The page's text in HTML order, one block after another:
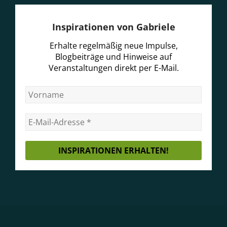
Inspirationen von Gabriele
Erhalte regelmäßig neue Impulse,
Blogbeiträge und Hinweise auf
Veranstaltungen direkt per E-Mail.